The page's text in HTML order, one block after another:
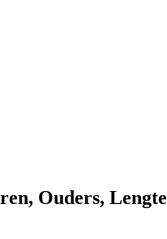
Ouders, Lengte